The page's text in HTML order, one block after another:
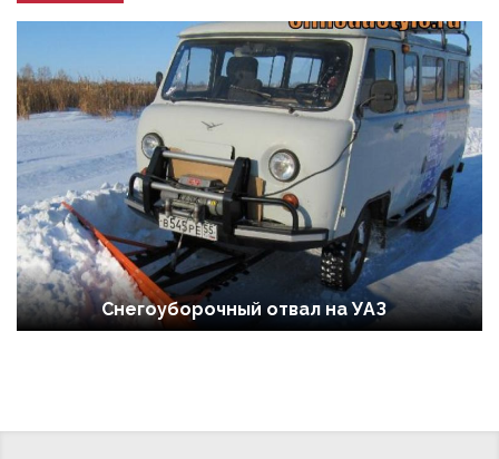
Снегоуборочный отвал на УАЗ